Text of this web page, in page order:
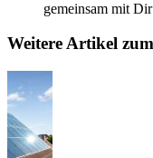
gemeinsam mit
Weitere Artikel